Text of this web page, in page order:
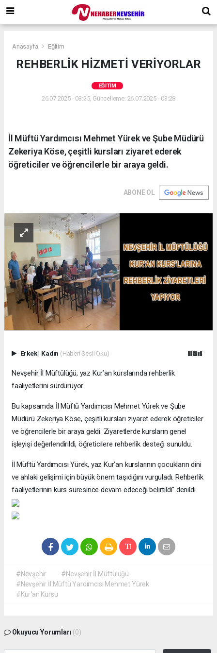
Anasayfa Eğitim
REHBERLİK HİZMETİ VERİYORLAR
EĞITIM
26.07.2025 - 03:25, Güncelleme: 26.07.2025 - 03:28
İl Müftü Yardımcısı Mehmet Yürek ve Şube Müdürü
Zekeriya Köse, çeşitli kursları ziyaret ederek
öğreticiler ve öğrencilerle bir araya geldi.
ABONE OL
Erkek| Kadın (Haberi Sesli Oku)
Nevşehir İl Müftülüğü, yaz Kur’an kurslarında rehberlik
faaliyetlerini sürdürüyor.
Bu kapsamda İl Müftü Yardımcısı Mehmet Yürek ve Şube
Müdürü Zekeriya Köse, çeşitli kursları ziyaret ederek öğreticiler
ve öğrencilerle bir araya geldi. Ziyaretlerde kursların genel
işleyişi değerlendirildi, öğreticilere rehberlik desteği sunuldu.
İl Müftü Yardımcısı Yürek, yaz Kur’an kurslarının çocukların dini
ve ahlaki gelişimi için büyük önem taşıdığını vurguladı. Rehberlik
faaliyetlerinin kurs süresince devam edeceği belirtildi'' denildi
#Nevşehir
#Nevşehir İl Müftülüğü
#Nevşehir İl Müftü Yardımcısı Mehmet Yürek
#Kur'an Kursu
Okuyucu Yorumları (0)